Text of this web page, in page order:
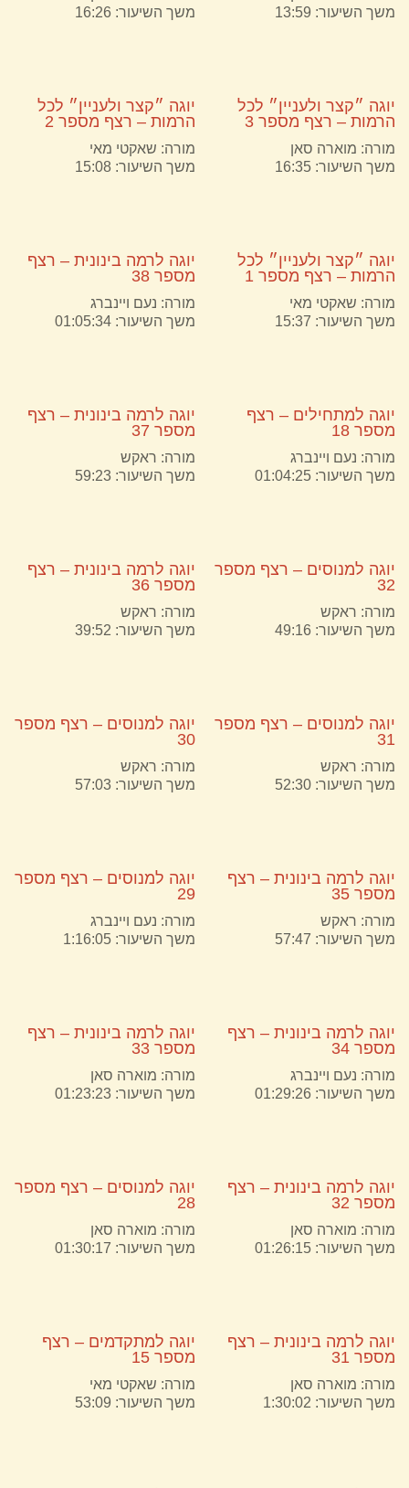
משך השיעור: 13:59
משך השיעור: 16:26
יוגה ״קצר ולעניין״ לכל
הרמות – רצף מספר 3
מורה: מוארה סאן
משך השיעור: 16:35
יוגה ״קצר ולעניין״ לכל
הרמות – רצף מספר 2
מורה: שאקטי מאי
משך השיעור: 15:08
יוגה ״קצר ולעניין״ לכל
הרמות – רצף מספר 1
מורה: שאקטי מאי
משך השיעור: 15:37
יוגה לרמה בינונית – רצף
מספר 38
מורה: נעם ויינברג
משך השיעור: 01:05:34
יוגה למתחילים – רצף
מספר 18
מורה: נעם ויינברג
משך השיעור: 01:04:25
יוגה לרמה בינונית – רצף
מספר 37
מורה: ראקש
משך השיעור: 59:23
יוגה למנוסים – רצף מספר
32
מורה: ראקש
משך השיעור: 49:16
יוגה לרמה בינונית – רצף
מספר 36
מורה: ראקש
משך השיעור: 39:52
יוגה למנוסים – רצף מספר
31
מורה: ראקש
משך השיעור: 52:30
יוגה למנוסים – רצף מספר
30
מורה: ראקש
משך השיעור: 57:03
יוגה לרמה בינונית – רצף
מספר 35
מורה: ראקש
משך השיעור: 57:47
יוגה למנוסים – רצף מספר
29
מורה: נעם ויינברג
משך השיעור: 1:16:05
יוגה לרמה בינונית – רצף
מספר 34
מורה: נעם ויינברג
משך השיעור: 01:29:26
יוגה לרמה בינונית – רצף
מספר 33
מורה: מוארה סאן
משך השיעור: 01:23:23
יוגה לרמה בינונית – רצף
מספר 32
מורה: מוארה סאן
משך השיעור: 01:26:15
יוגה למנוסים – רצף מספר
28
מורה: מוארה סאן
משך השיעור: 01:30:17
יוגה לרמה בינונית – רצף
מספר 31
מורה: מוארה סאן
משך השיעור: 1:30:02
יוגה למתקדמים – רצף
מספר 15
מורה: שאקטי מאי
משך השיעור: 53:09